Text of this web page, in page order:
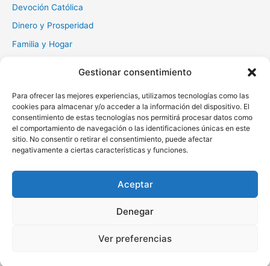
Gestionar consentimiento
Para ofrecer las mejores experiencias, utilizamos tecnologías como las
cookies para almacenar y/o acceder a la información del dispositivo. El
consentimiento de estas tecnologías nos permitirá procesar datos como
el comportamiento de navegación o las identificaciones únicas en este
sitio. No consentir o retirar el consentimiento, puede afectar
negativamente a ciertas características y funciones.
Aceptar
Denegar
Ver preferencias
Devoción Católica
Dinero y Prosperidad
Familia y Hogar
Muerte y Difuntos
Oraciones Diarias
Otras
Protección y Liberación
Salud y Sanación
WordPress